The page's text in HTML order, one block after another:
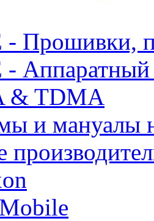
- Прошивки,
-
& TDMA
и мануалы